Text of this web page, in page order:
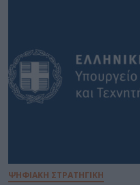
ΨΗΦΙΑΚΗ ΣΤΡΑΤΗΓΙΚΗ